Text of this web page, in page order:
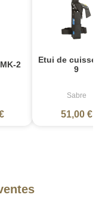
2
Etui de cuisse
9
Sabre
51,00 €